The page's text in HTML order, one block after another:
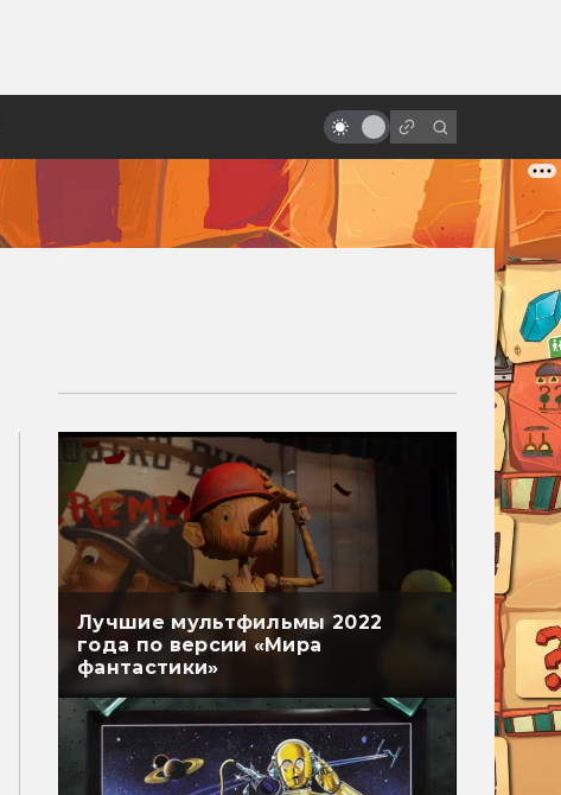
фильм за 50 лет
Лучшие мультфильмы 2022
года по версии «Мира
фантастики»